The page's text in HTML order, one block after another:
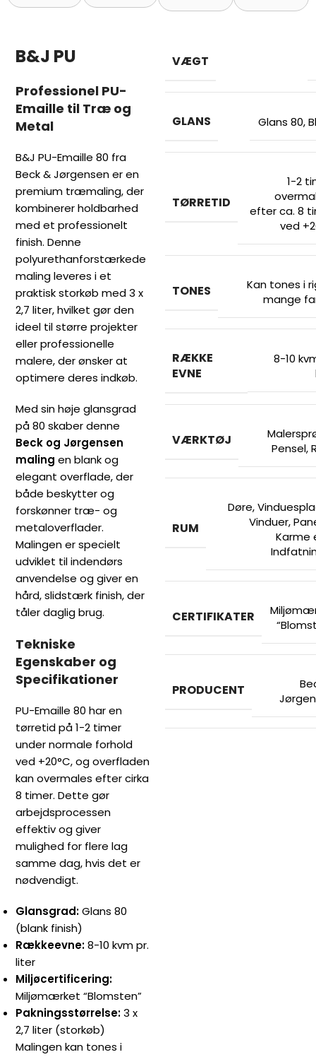
B&J PU
Professionel PU-
Emaille til Træ og
Metal
B&J PU-Emaille 80 fra
Beck & Jørgensen er en
premium træmaling, der
kombinerer holdbarhed
med et professionelt
finish. Denne
polyurethanforstærkede
maling leveres i et
praktisk storkøb med 3 x
2,7 liter, hvilket gør den
ideel til større projekter
eller professionelle
malere, der ønsker at
optimere deres indkøb.
Med sin høje glansgrad
på 80 skaber denne
Beck og Jørgensen
maling en blank og
elegant overflade, der
både beskytter og
forskønner træ- og
metaloverflader.
Malingen er specielt
udviklet til indendørs
anvendelse og giver en
hård, slidstærk finish, der
tåler daglig brug.
Tekniske
Egenskaber og
Specifikationer
PU-Emaille 80 har en
tørretid på 1-2 timer
under normale forhold
ved +20°C, og overfladen
kan overmales efter cirka
8 timer. Dette gør
arbejdsprocessen
effektiv og giver
mulighed for flere lag
samme dag, hvis det er
nødvendigt.
Glansgrad:Glans 80
(blank finish)
Rækkeevne:8-10 kvm pr.
liter
Miljøcertificering:
Miljømærket “Blomsten”
Pakningsstørrelse:3 x
2,7 liter (storkøb)
Malingen kan tones i
VÆGT
GLANS Glans 80,
TØRRETID
1-2
efter ca. 8
ved
TONES
Kan tones i
mange
RÆKKE
EVNE
8-10
VÆRKTØJ
Pensel,
RUM
Døre,
Vinduer,
Karme
CERTIFIKATER
PRODUCENT